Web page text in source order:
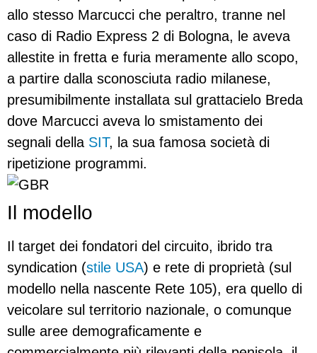
allo stesso Marcucci che peraltro, tranne nel
caso di Radio Express 2 di Bologna, le aveva
allestite in fretta e furia meramente allo scopo,
a partire dalla sconosciuta radio milanese,
presumibilmente installata sul grattacielo Breda
dove Marcucci aveva lo smistamento dei
segnali della SIT, la sua famosa società di
ripetizione programmi.
Il modello
Il target dei fondatori del circuito, ibrido tra
syndication (stile USA) e rete di proprietà (sul
modello nella nascente Rete 105), era quello di
veicolare sul territorio nazionale, o comunque
sulle aree demograficamente e